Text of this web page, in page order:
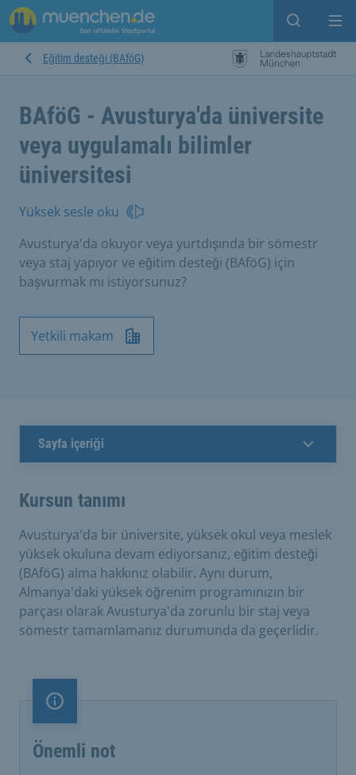
Open
Eğitim desteği (BAföG)
BAföG - Avusturya'da üniversite
veya uygulamalı bilimler
üniversitesi
Yüksek sesle oku
Avusturya'da okuyor veya yurtdışında bir sömestr
veya staj yapıyor ve eğitim desteği (BAföG) için
başvurmak mı istiyorsunuz?
Yetkili makam
Sayfa içeriği
Kursun tanımı
Avusturya'da bir üniversite, yüksek okul veya meslek
yüksek okuluna devam ediyorsanız, eğitim desteği
(BAföG) alma hakkınız olabilir. Aynı durum,
Almanya'daki yüksek öğrenim programınızın bir
parçası olarak Avusturya'da zorunlu bir staj veya
sömestr tamamlamanız durumunda da geçerlidir.
Önemli not
Önemli not